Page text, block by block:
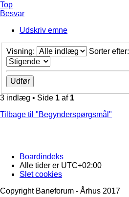
Top
Besvar
Udskriv emne
Visning: Sorter efter:
3 indlæg • Side 1 af 1
Tilbage til "Begynderspørgsmål"
Boardindeks
Alle tider er UTC+02:00
Slet cookies
Copyright Baneforum - Århus 2017